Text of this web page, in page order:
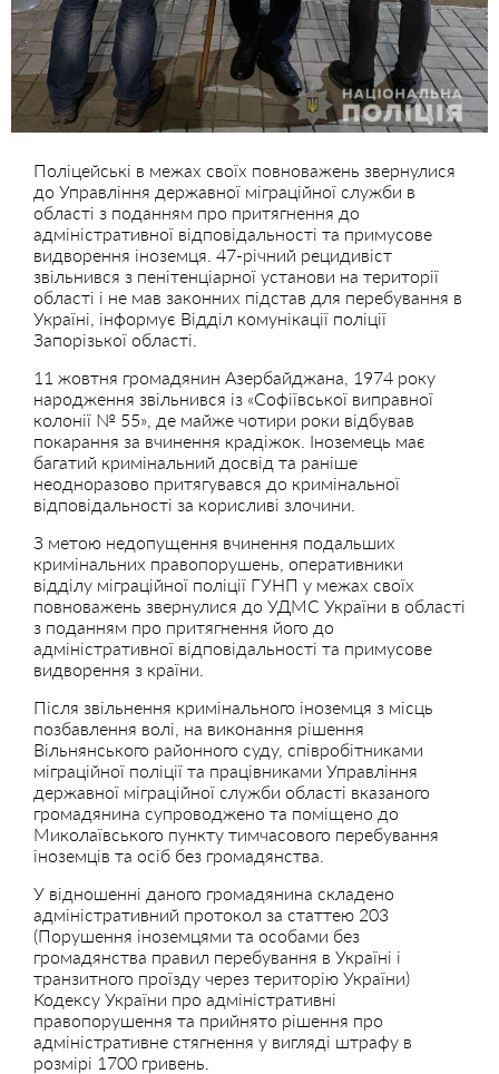
Поліцейські в межах своїх повноважень звернулися
до Управління державної міграційної служби в
області з поданням про притягнення до
адміністративної відповідальності та примусове
видворення іноземця. 47-річний рецидивіст
звільнився з пенітенціарної установи на території
області і не мав законних підстав для перебування в
Україні, інформує Відділ комунікації поліції
Запорізької області.
11 жовтня громадянин Азербайджана, 1974 року
народження звільнився із «Софіївської виправної
колонії № 55», де майже чотири роки відбував
покарання за вчинення крадіжок. Іноземець має
багатий кримінальний досвід та раніше
неодноразово притягувався до кримінальної
відповідальності за корисливі злочини.
З метою недопущення вчинення подальших
кримінальних правопорушень, оперативники
відділу міграційної поліції ГУНП у межах своїх
повноважень звернулися до УДМС України в області
з поданням про притягнення його до
адміністративної відповідальності та примусове
видворення з країни.
Після звільнення кримінального іноземця з місць
позбавлення волі, на виконання рішення
Вільнянського районного суду, співробітниками
міграційної поліції та працівниками Управління
державної міграційної служби області вказаного
громадянина супроводжено та поміщено до
Миколаївського пункту тимчасового перебування
іноземців та осіб без громадянства.
У відношенні даного громадянина складено
адміністративний протокол за статтею 203
(Порушення іноземцями та особами без
громадянства правил перебування в Україні і
транзитного проїзду через територію України)
Кодексу України про адміністративні
правопорушення та прийнято рішення про
адміністративне стягнення у вигляді штрафу в
розмірі 1700 гривень.